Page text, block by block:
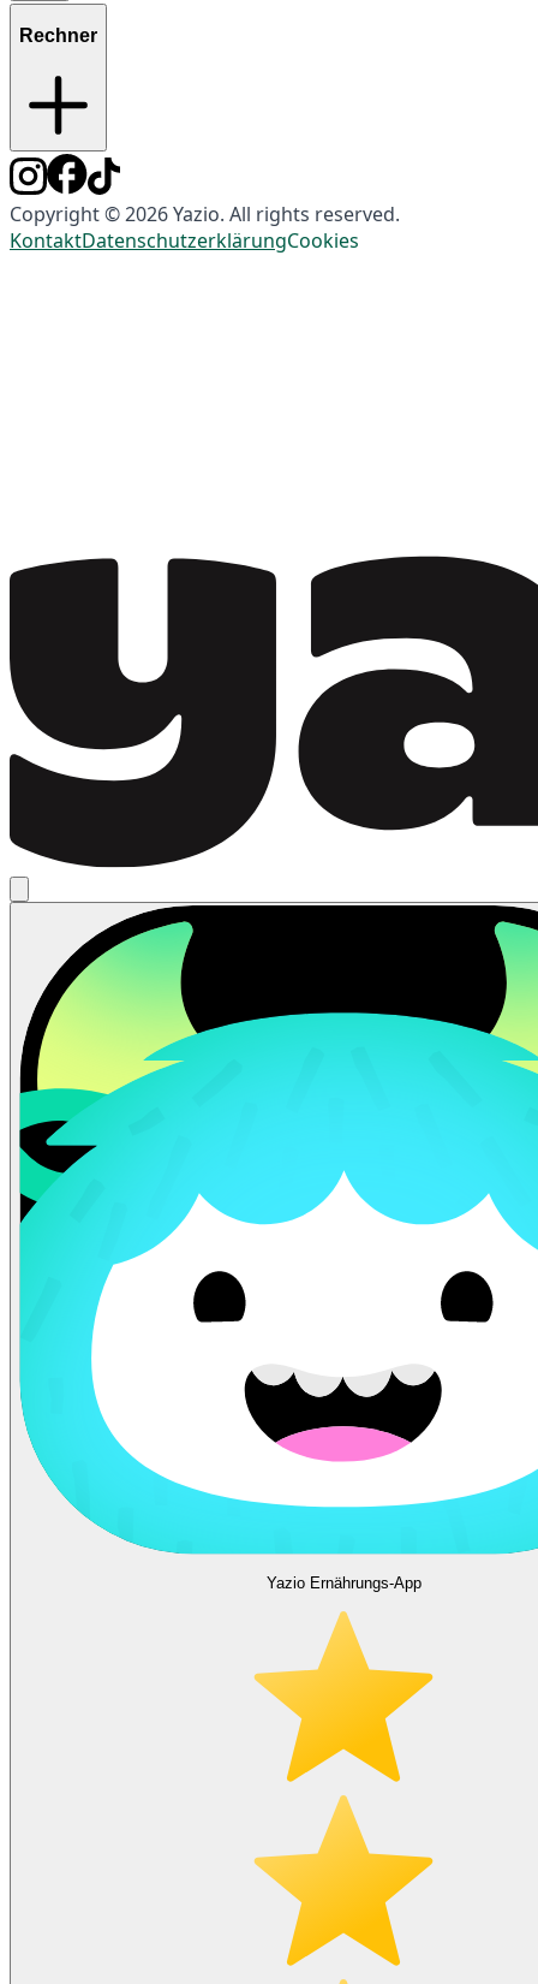
Rechner
Copyright © 2026 Yazio. All rights reserved.
KontaktDatenschutzerklärungCookies
Yazio Ernährungs-App